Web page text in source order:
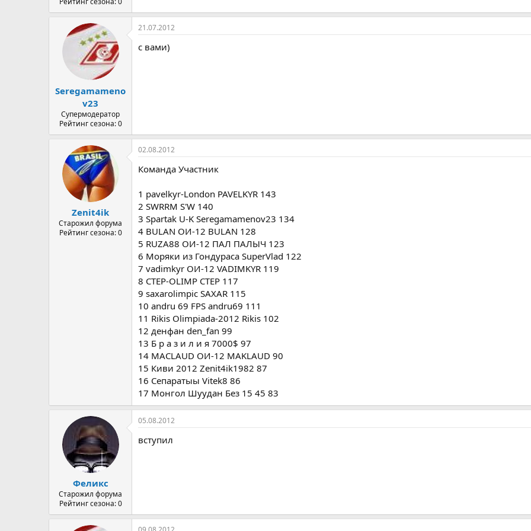
Seregamameno
v23
Супермодератор
Рейтинг сезона: 0
21.07.2012
с вами)
Zenit4ik
Старожил форума
Рейтинг сезона: 0
02.08.2012
Команда Участник
1 pavelkyr-London PAVELKYR 143
2 SWRRM S'W 140
3 Spartak U-K Seregamamenov23 134
4 BULAN ОИ-12 BULAN 128
5 RUZA88 ОИ-12 ПАЛ ПАЛЫЧ 123
6 Моряки из Гондураса SuperVlad 122
7 vadimkyr ОИ-12 VADIMKYR 119
8 CTEP-OLIMP CTEP 117
9 saxarolimpic SAXAR 115
10 andru 69 FPS andru69 111
11 Rikis Olimpiada-2012 Rikis 102
12 денфан den_fan 99
13 Б р а з и л и я 7000$ 97
14 MACLAUD ОИ-12 MAKLAUD 90
15 Киви 2012 Zenit4ik1982 87
16 Сепаратыы Vitek8 86
17 Монгол Шуудан Без 15 45 83
Феликс
Старожил форума
Рейтинг сезона: 0
05.08.2012
вступил